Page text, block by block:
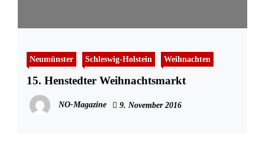
Neumünster Schleswig-Holstein Weihnachten
15. Henstedter Weihnachtsmarkt
NO-Magazine 9. November 2016